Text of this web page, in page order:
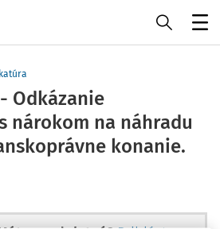
Odkázanie
nárokom na náhradu
konanie.